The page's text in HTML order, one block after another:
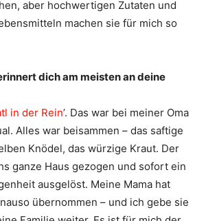
aber hochwertigen Zutaten und
machen sie für mich so
dich am meisten an deine
in der Rein’. Das war bei meiner Oma
Alles war beisammen – das saftige
Knödel, das würzige Kraut. Der
ganze Haus gezogen und sofort ein
ausgelöst. Meine Mama hat
übernommen – und ich gebe sie